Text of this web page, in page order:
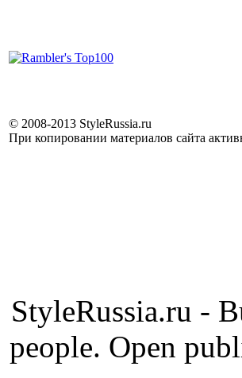
© 2008-2013 StyleRussia.ru
При копировании материалов сайта
StyleRussia.ru -
people. Open